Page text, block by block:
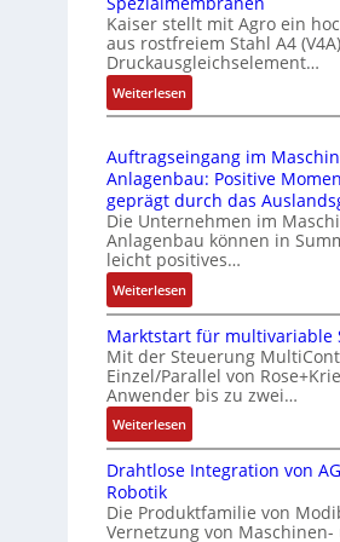
C
l
ä
s
s
s
i
c
h
f
l
e
x
i
b
e
l
f
ü
r
i
d
u
l
e
b
i
e
n
4
G
u
n
d
5
G
a
u
f
e
n
6
2
4
4
3
Z
e
r
t
i
i
e
r
n
g
e
s
Kaiser stellt mit Agro ein
aus rostfreiem Stahl A4
Druckausgleichselement…
Weiterlesen:
D
u
c
k
a
u
s
g
l
e
i
c
h
s
e
m
Auftragseingang im
Anlagenbau: Positive
geprägt durch das
Die Unternehmen im
Anlagenbau können in
leicht positives…
Weiterlesen:
A
u
f
t
r
a
g
s
i
Marktstart für multivariable
Mit der Steuerung
Einzel/Parallel von
Anwender bis zu zwei…
Weiterlesen:
M
a
k
t
Drahtlose Integration von
Robotik
Die Produktfamilie von
Vernetzung von Maschinen-